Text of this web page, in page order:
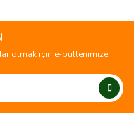
olmak için e-bültenimize